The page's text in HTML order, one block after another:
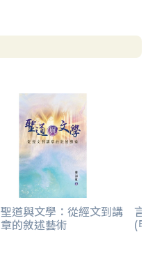
聖道與文學：從經文到講
章的敘述藝術
言
(甲